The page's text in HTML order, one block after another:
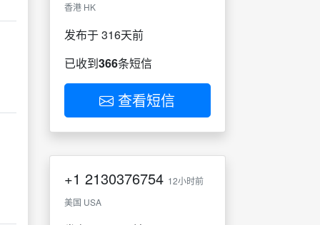
香港 HK
发布于 316天前
已收到366条短信
查看短信
+1 2130376754 12小时前
美国 USA